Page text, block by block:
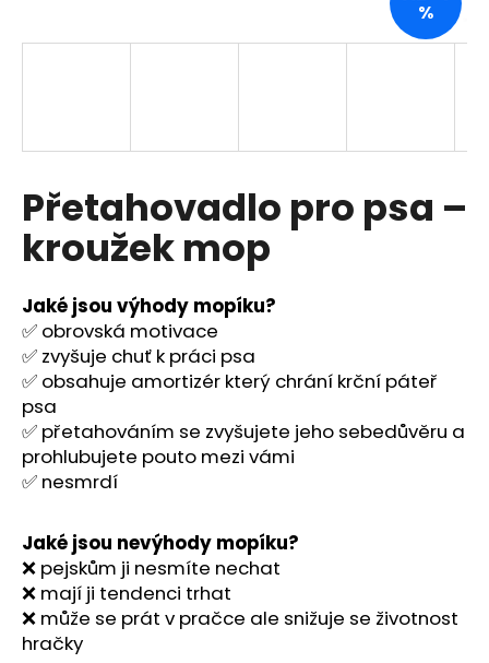
Přetahovadlo pro psa –
kroužek mop
Jaké jsou výhody mopíku?
✅ obrovská motivace
✅ zvyšuje chuť k práci psa
✅ obsahuje amortizér který chrání krční páteř
psa
✅ přetahováním se zvyšujete jeho sebedůvěru a
prohlubujete pouto mezi vámi
✅ nesmrdí
Jaké jsou nevýhody mopíku?
❌ pejskům ji nesmíte nechat
❌ mají ji tendenci trhat
❌ může se prát v pračce ale snižuje se životnost
hračky
%
j
?
HLEDAT
D
o
p
o
r
u
č
j
e
m
e